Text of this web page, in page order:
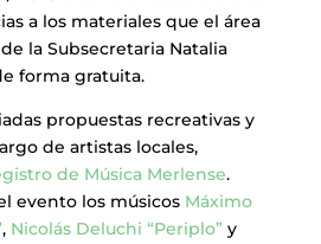
a los materiales que el área
la Subsecretaria Natalia
forma gratuita.
propuestas recreativas y
de artistas locales,
de Música Merlense.
evento los músicos Máximo
, Nicolás Deluchi “Periplo” y